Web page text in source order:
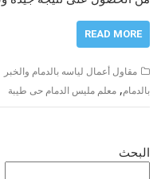
READ MORE
مقاول أعمال لياسه بالدمام والخبر
بالدمام,معلم مليس الدمام حى طيبة
البحث